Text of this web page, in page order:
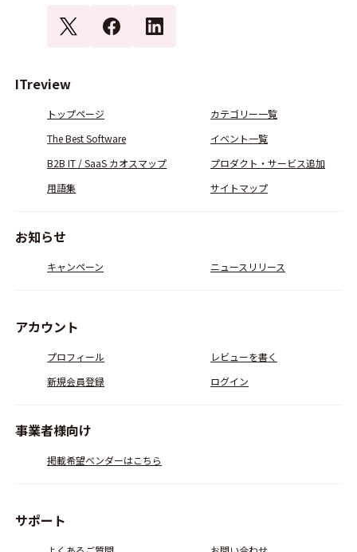
ITreview
トップページ
カテゴリー一覧
The Best Software
イベント一覧
B2B IT / SaaS カオスマップ
プロダクト・サービス追加
用語集
サイトマップ
お知らせ
キャンペーン ニュースリリース
アカウント
プロフィール
レビューを書く
新規会員登録
ログイン
事業者様向け
掲載希望ベンダーはこちら
サポート